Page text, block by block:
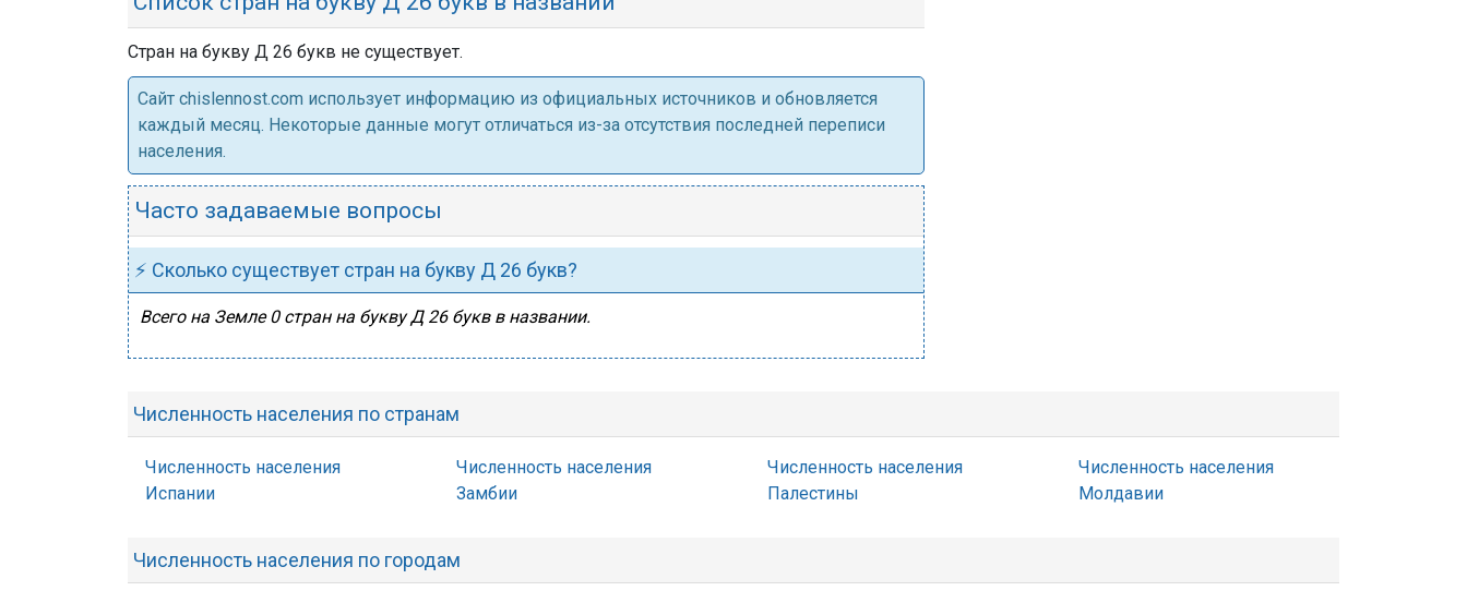
Стран на букву Д 26 букв не существует.
Cайт chislennost.com использует информацию из официальных источников и обновляется
каждый месяц. Некоторые данные могут отличаться из-за отсутствия последней переписи
населения.
Часто задаваемые вопросы
⚡ Сколько существует стран на букву Д 26 букв?
Всего на Земле 0 стран на букву Д 26 букв в названии.
Численность населения по странам
Численность населения
Испании
Численность населения
Замбии
Численность населения
Палестины
Численность населения
Молдавии
Численность населения по городам